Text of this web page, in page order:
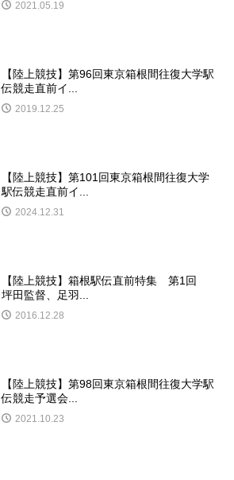
2021.05.19
【陸上競技】第96回東京箱根間往復大学駅
伝競走直前イ...
2019.12.25
【陸上競技】第101回東京箱根間往復大学
駅伝競走直前イ...
2024.12.31
【陸上競技】箱根駅伝直前特集 第1回
坪田監督、足羽...
2016.12.28
【陸上競技】第98回東京箱根間往復大学駅
伝競走予選会...
2021.10.23